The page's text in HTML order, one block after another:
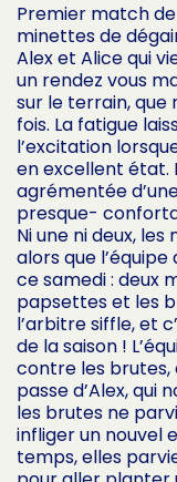
Premier match
minettes de
Alex et Alice qui
un rendez vous
sur le terrain, que
fois. La fatigue
l’excitation
en excellent état.
agrémentée
presque-
Ni une ni deux,
alors que
ce samedi : deux
papsettes et les
l’arbitre siffle, et
de la saison !
contre les brutes,
passe d’Alex, qui
les brutes ne
infliger un nouvel
temps, elles